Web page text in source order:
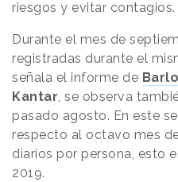
riesgos y evitar contagios.
Durante el mes de
registradas durante el
señala el informe de
Kantar, se observa
pasado agosto. En este
respecto al octavo mes
diarios por persona, esto
2019.